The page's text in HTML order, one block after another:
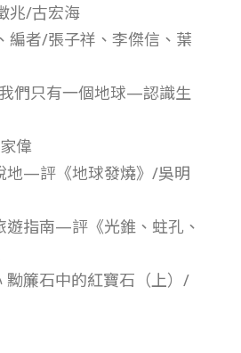
兆/古宏海
編者/張子祥、李傑信、葉
們只有一個地球—認識生
偉
地—評《地球發燒》/吳明
遊指南—評《光錐、蛀孔、
黝簾石中的紅寶石（上）/